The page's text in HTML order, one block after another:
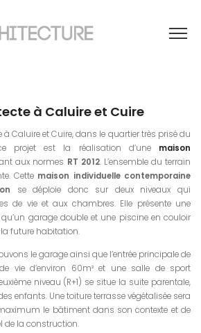
à Caluire et Cuire
à Caluire et Cuire, dans le quartier très prisé du
projet est la réalisation d’une maison
aux normes RT 2012. L’ensemble du terrain
Cette maison individuelle contemporaine
se déploie donc sur deux niveaux qui
de vie et aux chambres. Elle présente une
garage double et une piscine en couloir
future habitation.
le garage ainsi que l’entrée principale de
vie d’environ 60m² et une salle de sport
niveau (R+1) se situe la suite parentale,
enfants. Une toiture terrasse végétalisée sera
le bâtiment dans son contexte et de
de la construction.